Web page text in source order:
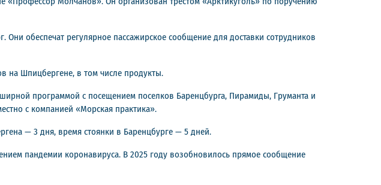
обеспечат регулярное пассажирское сообщение для доставки сотрудников
на Шпицбергене, в том числе продукты.
программой с посещением поселков Баренцбурга, Пирамиды, Груманта и
с компанией «Морская практика».
— 3 дня, время стоянки в Баренцбурге — 5 дней.
пандемии коронавируса. В 2025 году возобновилось прямое сообщение